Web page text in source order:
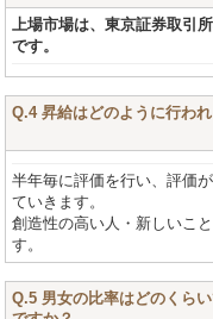
上場市場は、東京証券取引
です。
Q.4 昇給はどのように行わ
半年毎に評価を行い、評価
ていきます。
創造性の高い人・新しいこ
す。
Q.5 男女の比率はどのくら